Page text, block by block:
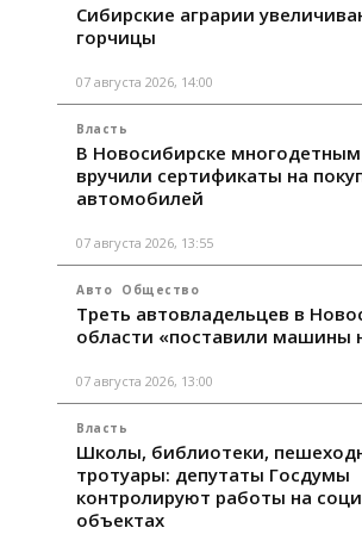
Сибирские аграрии
горчицы
07 августа 2026, 14:00
Власть
В Новосибирске
вручили сертификаты на
автомобилей
07 августа 2026, 13:55
Авто Общество
Треть автовладельцев в
области «поставили машины
07 августа 2026, 13:00
Власть
Школы, библиотеки,
тротуары: депутаты Госдумы
контролируют работы на
объектах